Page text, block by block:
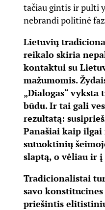
Lietuvių
reikalo skiria
kontaktui su
mažumomis.
„Dialogas“
būdu. Ir tai gali
rezultatą:
Panašiai kaip
sutuoktinių
slaptą, o vėliau ir
Tradicionalistai
savo
priešintis